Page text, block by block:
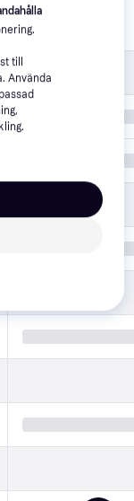
till
Använda